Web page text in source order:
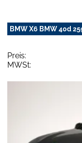
BMW X6 BMW 40d
Preis:
MWSt: